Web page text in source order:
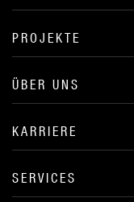
PROJEKTE
ÜBER UNS
KARRIERE
SERVICES